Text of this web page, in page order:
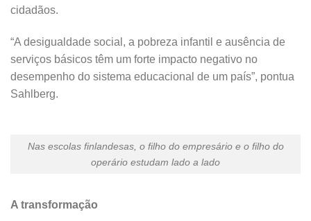
cidadãos.
“A desigualdade social, a pobreza infantil e ausência de
serviços básicos têm um forte impacto negativo no
desempenho do sistema educacional de um país”, pontua
Sahlberg.
Nas escolas finlandesas, o filho do empresário e o filho do
operário estudam lado a lado
A transformação